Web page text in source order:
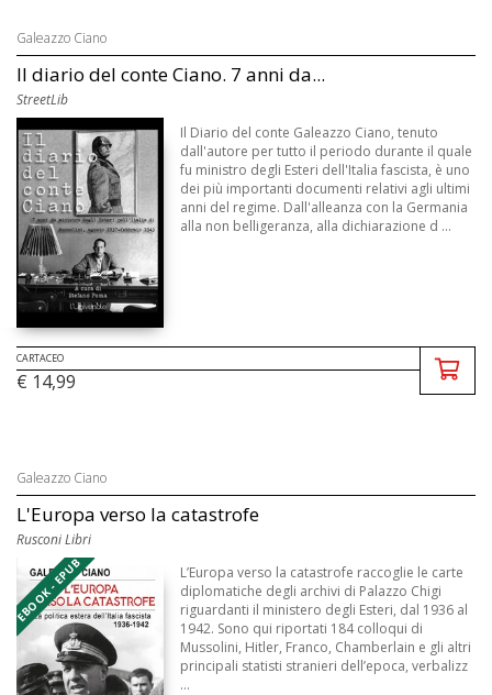
Galeazzo Ciano
Il diario del conte Ciano. 7 anni da...
StreetLib
Il Diario del conte Galeazzo Ciano, tenuto
dall'autore per tutto il periodo durante il quale
fu ministro degli Esteri dell'Italia fascista, è uno
dei più importanti documenti relativi agli ultimi
anni del regime. Dall'alleanza con la Germania
alla non belligeranza, alla dichiarazione d ...
CARTACEO
€ 14,99
Galeazzo Ciano
L'Europa verso la catastrofe
Rusconi Libri
EBOOK - EPUB
L’Europa verso la catastrofe raccoglie le carte
diplomatiche degli archivi di Palazzo Chigi
riguardanti il ministero degli Esteri, dal 1936 al
1942. Sono qui riportati 184 colloqui di
Mussolini, Hitler, Franco, Chamberlain e gli altri
principali statisti stranieri dell’epoca, verbalizz
...